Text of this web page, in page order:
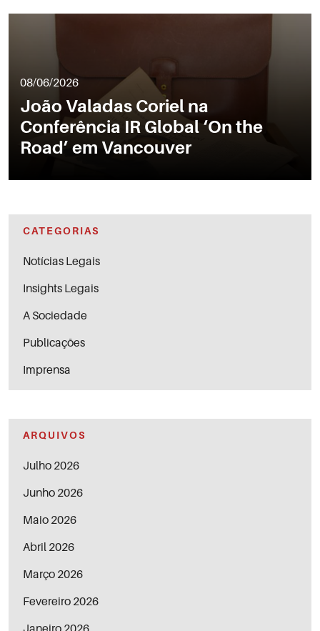
08/06/2026
João Valadas Coriel na
Conferência IR Global ‘On the
Road’ em Vancouver
CATEGORIAS
Notícias Legais
Insights Legais
A Sociedade
Publicações
Imprensa
ARQUIVOS
Julho 2026
Junho 2026
Maio 2026
Abril 2026
Março 2026
Fevereiro 2026
Janeiro 2026